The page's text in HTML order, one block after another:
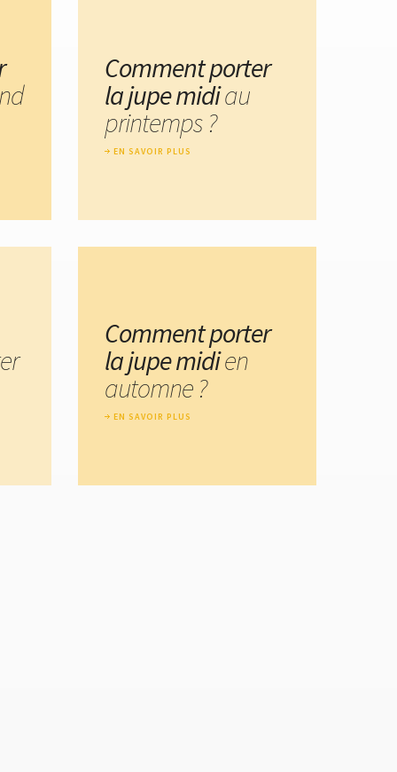
Comment porter
la jupe midiau
printemps ?
EN SAVOIR PLUS
Comment porter
la jupe midien
automne ?
EN SAVOIR PLUS